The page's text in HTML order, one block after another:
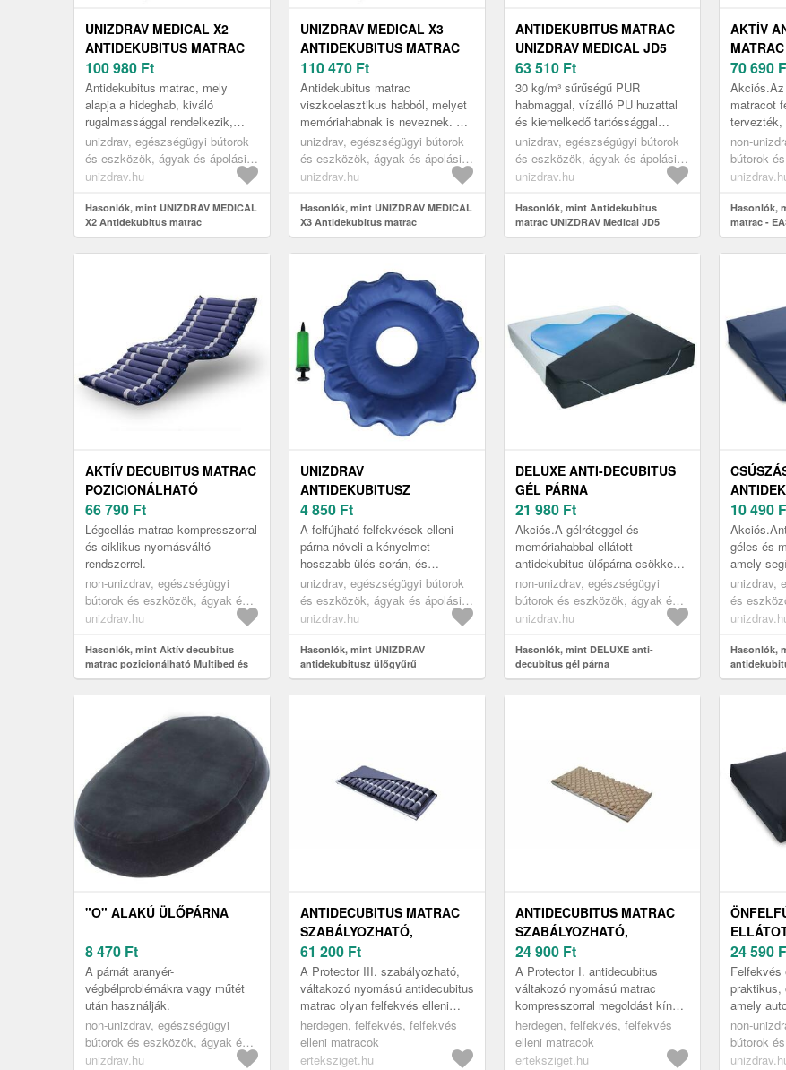
UNIZDRAV MEDICAL X2
ANTIDEKUBITUS MATRAC
100 980 Ft
Antidekubitus matrac, mely
alapja a hideghab, kiváló
rugalmassággal rendelkezik,
tökéletesen megtartja formáját,
és légáteresztő, valamint
elvezeti...
unizdrav, egészségügyi bútorok
és eszközök, ágyak és ápolási
eszközök, egészségügyi
matracok
unizdrav.hu
Hasonlók, mint UNIZDRAV MEDICAL
X2 Antidekubitus matrac
UNIZDRAV MEDICAL X3
ANTIDEKUBITUS MATRAC
110 470 Ft
Antidekubitus matrac
viszkoelasztikus habból, melyet
memóriahabnak is neveznek. A
viszkoelasztikus hab egy egyedi
típusú poliuretánhab, mely a
hőmé...
unizdrav, egészségügyi bútorok
és eszközök, ágyak és ápolási
eszközök, egészségügyi
matracok
unizdrav.hu
Hasonlók, mint UNIZDRAV MEDICAL
X3 Antidekubitus matrac
ANTIDEKUBITUS MATRAC
UNIZDRAV MEDICAL JD5
63 510 Ft
30 kg/m³ sűrűségű PUR
habmaggal, vízálló PU huzattal
és kiemelkedő tartóssággal
készült matrac.
unizdrav, egészségügyi bútorok
és eszközök, ágyak és ápolási
eszközök, egészségügyi
matracok
unizdrav.hu
Hasonlók, mint Antidekubitus
matrac UNIZDRAV Medical JD5
AKTÍV
70 690
matracot
tervezték,
és
non-
bútorok
ápolási
matracok
Hasonlók,
matrac -
AKTÍV DECUBITUS MATRAC
POZICIONÁLHATÓ
MULTIBED ÉS HOME
ÁGYAKHOZ
66 790 Ft
Légcellás matrac kompresszorral
és ciklikus nyomásváltó
rendszerrel.
non-unizdrav, egészségügyi
bútorok és eszközök, ágyak és
ápolási eszközök, egészségügyi
matracok
unizdrav.hu
Hasonlók, mint Aktív decubitus
matrac pozicionálható Multibed és
Home ágyakhoz
UNIZDRAV
ANTIDEKUBITUSZ
ÜLŐGYŰRŰ
4 850 Ft
A felfújható felfekvések elleni
párna növeli a kényelmet
hosszabb ülés során, és
hatékony megelőzést nyújt a
felfekvések kialakulásával
szemben.
unizdrav, egészségügyi bútorok
és eszközök, ágyak és ápolási
eszközök, egészségügyi
ülőpárnák és párnák
unizdrav.hu
Hasonlók, mint UNIZDRAV
antidekubitusz ülőgyűrű
DELUXE ANTI-DECUBITUS
GÉL PÁRNA
21 980 Ft
Akciós.A gélréteggel és
memóriahabbal ellátott
antidekubitus ülőpárna csökkenti
a gerincre nehezedő nyomást, és
javítja a vérkeringést az
ülőterületen.
non-unizdrav, egészségügyi
bútorok és eszközök, ágyak és
ápolási eszközök, egészségügyi
ülőpárnák és párnák
unizdrav.hu
Hasonlók, mint DELUXE anti-
decubitus gél párna
10 490
géles és
amely
súlyát és
A
unizdrav,
és
eszközök,
ülőpárnák
Hasonlók,
"O" ALAKÚ ÜLŐPÁRNA
8 470 Ft
A párnát aranyér-
végbélproblémákra vagy műtét
után használják.
non-unizdrav, egészségügyi
bútorok és eszközök, ágyak és
ápolási eszközök, egészségügyi
unizdrav.hu
ANTIDECUBITUS MATRAC
SZABÁLYOZHATÓ,
VÁLTAKOZÓ NYOMÁSÚ,
190X85CM, PROTECTOR II.
61 200 Ft
A Protector III. szabályozható,
váltakozó nyomású antidecubitus
matrac olyan felfekvés elleni
gyógyászati segédeszköz, amely
megkönnyíti azok életé...
herdegen, felfekvés, felfekvés
elleni matracok
erteksziget.hu
ANTIDECUBITUS MATRAC
SZABÁLYOZHATÓ,
VÁLTAKOZÓ NYOMÁSÚ,
200X88CM, PROTECTOR I.
24 900 Ft
A Protector I. antidecubitus
váltakozó nyomású matrac
kompresszorral megoldást kínál
azoknak, akik hosszú ideig
kénytelenek ágyban feküdni,
megelőz...
herdegen, felfekvés, felfekvés
elleni matracok
erteksziget.hu
24 590
Felfekvés
praktikus,
amely
aktuális
non-
bútorok
ápolási